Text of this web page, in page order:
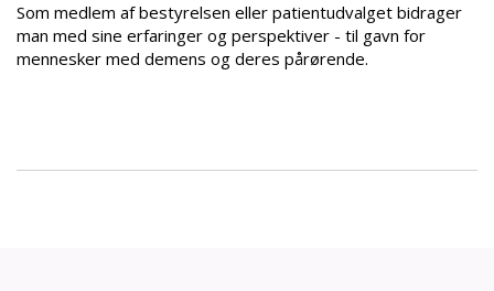
Som medlem af bestyrelsen eller patientudvalget bidrager
man med sine erfaringer og perspektiver - til gavn for
mennesker med demens og deres pårørende.